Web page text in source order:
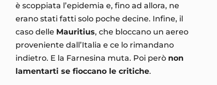
è scoppiata l’epidemia e, fino ad allora, ne
erano stati fatti solo poche decine. Infine, il
caso delle Mauritius, che bloccano un aereo
proveniente dall’Italia e ce lo rimandano
indietro. E la Farnesina muta. Poi però non
lamentarti se fioccano le critiche.